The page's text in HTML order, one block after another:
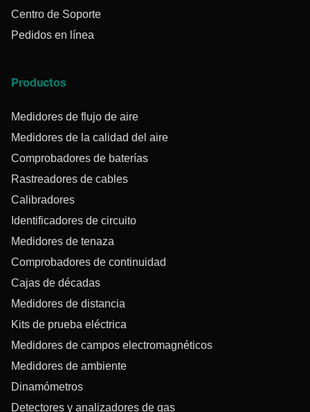
Centro de Soporte
Pedidos en línea
Productos
Medidores de flujo de aire
Medidores de la calidad del aire
Comprobadores de baterías
Rastreadores de cables
Calibradores
Identificadores de circuito
Medidores de tenaza
Comprobadores de continuidad
Cajas de décadas
Medidores de distancia
Kits de prueba eléctrica
Medidores de campos electromagnéticos
Medidores de ambiente
Dinamómetros
Detectores y analizadores de gas